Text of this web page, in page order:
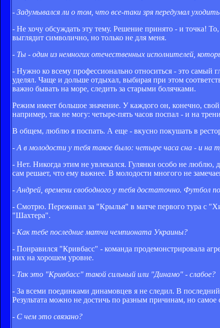
- Задумывался ли о том, что все-таки зря передумал
- Не хочу обсуждать эту тему. Решение принято - и точка!
выглядит символично, но только не для меня.
- Ты - один из немногих отечественных исполнителей,
- Нужно ко всему профессионально относиться - это самый
уделял. Чаще и дольше отдыхал, выбирая при этом
важно бывать на море, следить за старыми болячками.
Режим имеет большое значение. У каждого он, конечно,
например, так не могу: четыре-пять часов поспал - и на
В общем, люблю я поспать. А еще - вкусно покушать в
- А в молодости у тебя такое было: четыре часа сна - и на
- Нет. Никогда этим не увлекался. Гулянки особо не
сам решает, что ему важнее. В молодости многого не
- Андрей, времени свободного у тебя достаточно. Футбол
- Смотрю. Переживал за "Крылья" в матче первого тура с
"Шахтера".
- Как тебе последние матчи чемпионата Украины?
- Понравился "Кривбасс" - команда продемонстрировала
них на хорошем уровне.
- Так это "Кривбасс" такой сильный или "Динамо" - слабое?
- За всеми поединками динамовцев я не следил. В
Результата можно не достичь по разным причинам, но
- С чем это связано?